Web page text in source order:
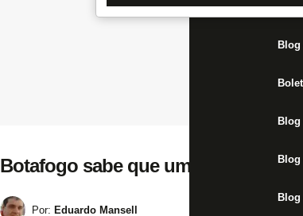
Blog
Blog
Botafogo sabe que um grande time
Por: Eduardo Mansell